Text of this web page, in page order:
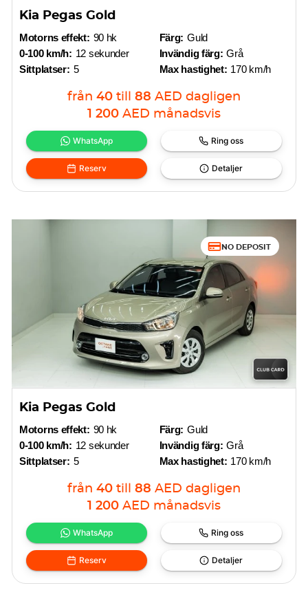
Kia Pegas Gold
Motorns effekt: 90 hk
0-100 km/h: 12 sekunder
Sittplatser: 5
Färg: Guld
Invändig färg: Grå
Max hastighet: 170 km/h
från 40 till 88 AED dagligen
1 200 AED månadsvis
WhatsApp Ring oss
Reserv Detaljer
NO DEPOSIT
Kia Pegas Gold
Motorns effekt: 90 hk
0-100 km/h: 12 sekunder
Sittplatser: 5
Färg: Guld
Invändig färg: Grå
Max hastighet: 170 km/h
från 40 till 88 AED dagligen
1 200 AED månadsvis
WhatsApp Ring oss
Reserv Detaljer